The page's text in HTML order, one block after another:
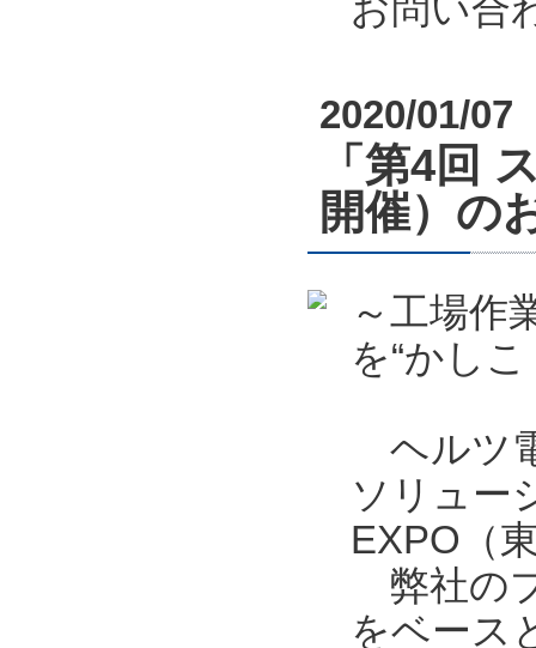
お問い合
2020/01/07
「第4回
開催）の
～工場作
を“かし
ヘルツ
ソリュー
EXPO（
弊社の
をベース